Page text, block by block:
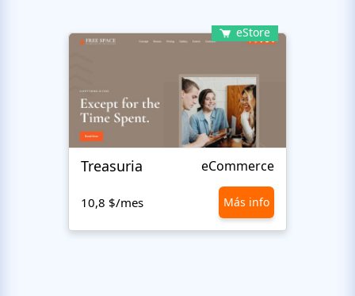
eStore
Treasuria eCommerce
10,8 $/mes Más info